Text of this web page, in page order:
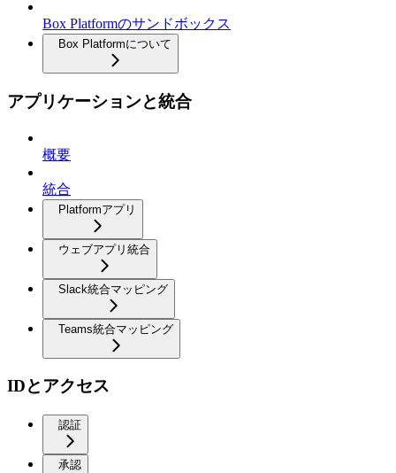
Box Platformのサンドボックス
Box Platformについて
アプリケーションと統合
概要
統合
Platformアプリ
ウェブアプリ統合
Slack統合マッピング
Teams統合マッピング
IDとアクセス
認証
承認